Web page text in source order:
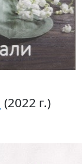
(2022 г.)